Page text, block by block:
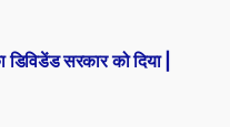
सरकार को दिया |